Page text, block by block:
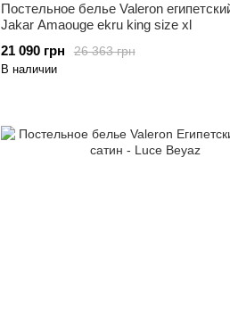
Постельное белье Valeron
Jakar Amaouge ekru king size xl
26 363 грн
21 090 грн
В наличии